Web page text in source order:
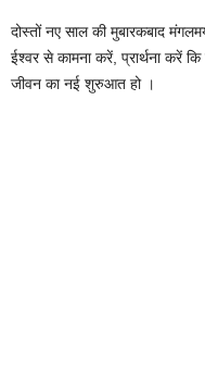
दोस्तों नए साल की मुबारकबाद
ईश्वर से कामना करें, प्रार्थना करें
जीवन का नई शुरुआत हो ।